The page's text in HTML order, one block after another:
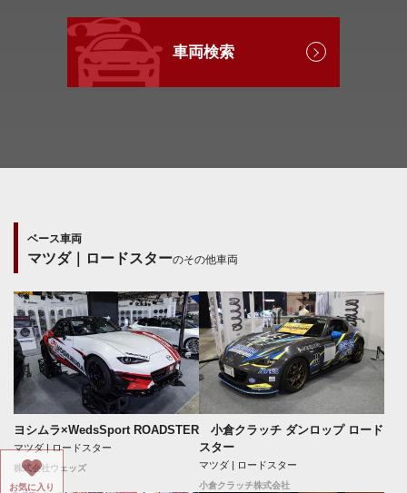
車両検索
ベース車両
マツダ｜ロードスターのその他車両
ヨシムラ×WedsSport ROADSTER
マツダ | ロードスター
株式会社ウェッズ
小倉クラッチ ダンロップ ロード
スター
マツダ | ロードスター
小倉クラッチ株式会社
お気に入り